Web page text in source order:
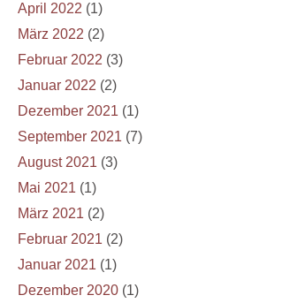
April 2022 (1)
März 2022 (2)
Februar 2022 (3)
Januar 2022 (2)
Dezember 2021 (1)
September 2021 (7)
August 2021 (3)
Mai 2021 (1)
März 2021 (2)
Februar 2021 (2)
Januar 2021 (1)
Dezember 2020 (1)